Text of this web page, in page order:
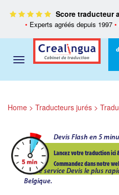
Score traducteur
• Experts agréés depuis 1997 •
Home > Traducteurs jurés >
Devis Flash en 5
Lancez votre traduction ici
Commandez dans notre
Le service Devis le plus
Belgique.